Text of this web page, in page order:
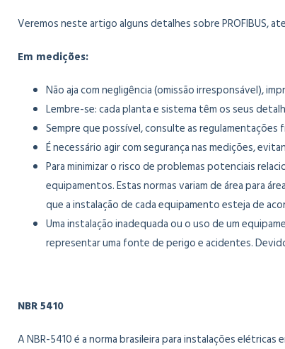
Veremos neste artigo alguns detalhes sobre PROFIBUS,
Em medições:
Não aja com negligência (omissão irresponsável),
Lembre-se: cada planta e sistema têm os seus
Sempre que possível, consulte as regulamentações
É necessário agir com segurança nas medições,
Para minimizar o risco de problemas potenciais
equipamentos. Estas normas variam de área para
que a instalação de cada equipamento esteja de
Uma instalação inadequada ou o uso de um
representar uma fonte de perigo e acidentes.
NBR 5410
A NBR-5410 é a norma brasileira para instalações